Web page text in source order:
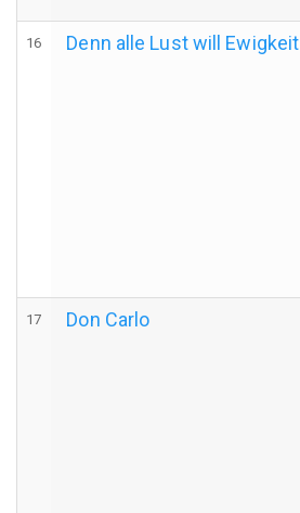
16 Denn alle Lust will Ewigkeit
17 Don Carlo